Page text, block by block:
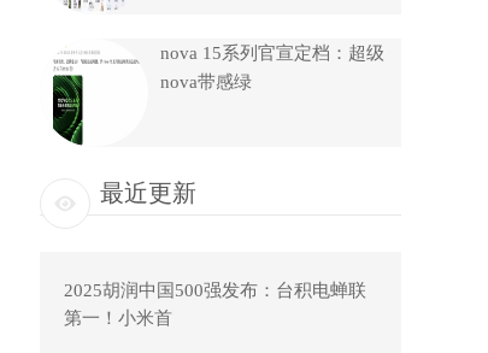
nova 15系列官宣定档：超级
nova带感绿
最近更新
2025胡润中国500强发布：台积电蝉联
第一！小米首